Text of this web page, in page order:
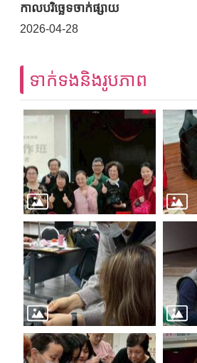
កាលបរិច្ឆេទចាក់ផ្សាយ
2026-04-28
ទាក់ទងនិងរូបភាព